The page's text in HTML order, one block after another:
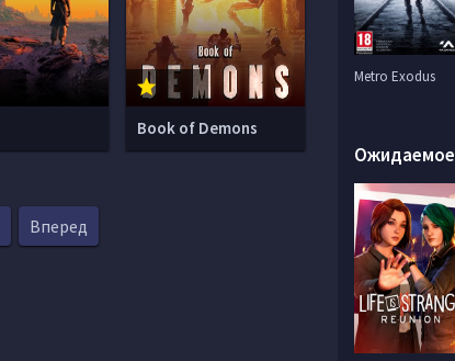
Book of Demons
Вперед
Metro Exodus
Ожидаемое